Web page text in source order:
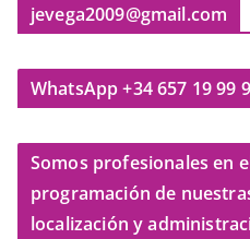
jevega2009@gmail.com
WhatsApp +34 657 19 99
Somos profesionales en
programación de
localización y